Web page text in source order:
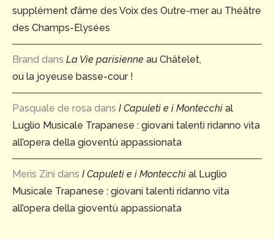
supplément d’âme des Voix des Outre-mer au Théâtre
des Champs-Elysées
Brand dans La Vie parisienne au Châtelet,
ou la joyeuse basse-cour !
Pasquale de rosa dans I Capuleti e i Montecchi al
Luglio Musicale Trapanese : giovani talenti ridanno vita
all’opera della gioventù appassionata
Meris Zini dans I Capuleti e i Montecchi al Luglio
Musicale Trapanese : giovani talenti ridanno vita
all’opera della gioventù appassionata